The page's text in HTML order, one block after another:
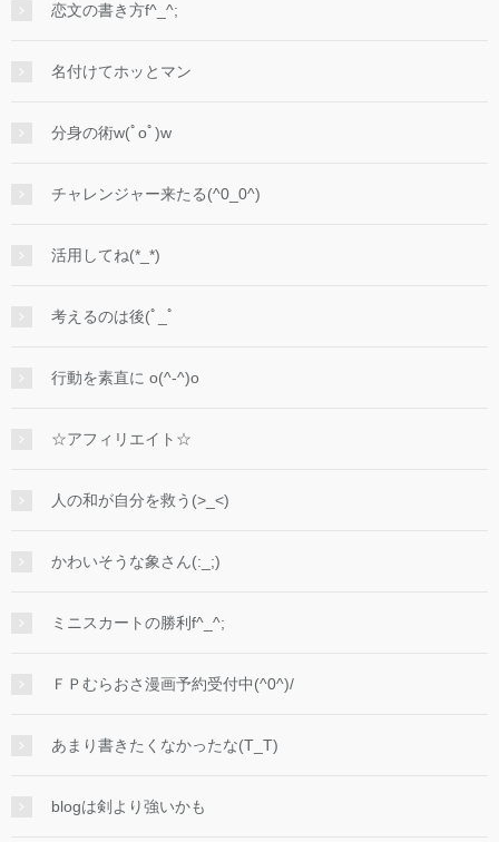
恋文の書き方f^_^;
名付けてホッとマン
分身の術w(ﾟoﾟ)w
チャレンジャー来たる(^0_0^)
活用してね(*_*)
考えるのは後(ﾟ_ﾟ
行動を素直に o(^-^)o
☆アフィリエイト☆
人の和が自分を救う(>_<)
かわいそうな象さん(:_;)
ミニスカートの勝利f^_^;
ＦＰむらおさ漫画予約受付中(^0^)/
あまり書きたくなかったな(T_T)
blogは剣より強いかも